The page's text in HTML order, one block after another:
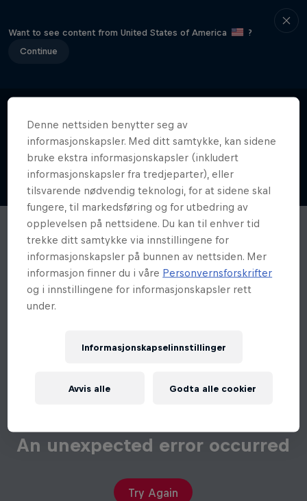
Want to see content from United States of America
?
Continue
An unexpected error occurred
Try Again
Denne nettsiden benytter seg av
informasjonskapsler. Med ditt samtykke, kan sidene
bruke ekstra informasjonskapsler (inkludert
informasjonskapsler fra tredjeparter), eller
tilsvarende nødvendig teknologi, for at sidene skal
fungere, til markedsføring og for utbedring av
opplevelsen på nettsidene. Du kan til enhver tid
trekke ditt samtykke via innstillingene for
informasjonskapsler på bunnen av nettsiden. Mer
informasjon finner du i våre Personvernsforskrifter
og i innstillingene for informasjonskapsler rett
under.
Informasjonskapselinnstillinger
Avvis alle Godta alle cookier